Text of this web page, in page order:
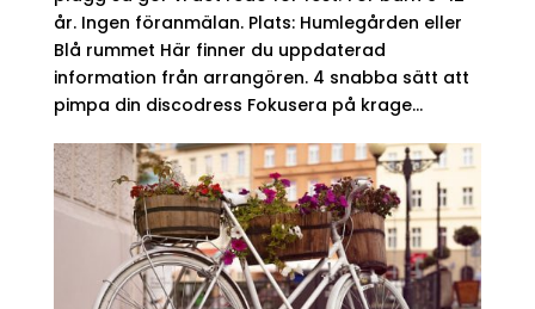
år. Ingen föranmälan. Plats: Humlegården eller
Blå rummet Här finner du uppdaterad
information från arrangören. 4 snabba sätt att
pimpa din discodress Fokusera på krage...